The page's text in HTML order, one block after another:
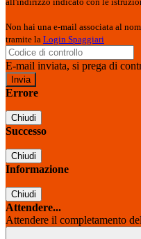
Non hai una e-mail associata al
tramite la Login Spaggiari
E-mail inviata, si prega di
Errore
Chiudi
Successo
Chiudi
Informazione
Chiudi
Attendere...
Attendere il completamento